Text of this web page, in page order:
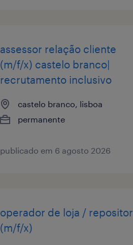
assessor relação cliente
(m/f/x) castelo branco|
recrutamento inclusivo
castelo branco, lisboa
permanente
publicado em 6 agosto 2026
operador de loja / repositor
(m/f/x)